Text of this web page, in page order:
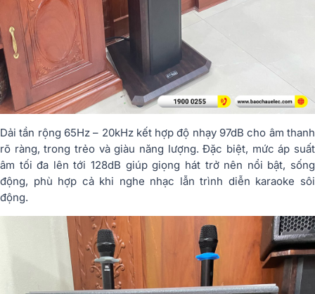
Dải tần rộng 65Hz – 20kHz kết hợp độ nhạy 97dB cho âm thanh
rõ ràng, trong trẻo và giàu năng lượng. Đặc biệt, mức áp suất
âm tối đa lên tới 128dB giúp giọng hát trở nên nổi bật, sống
động, phù hợp cả khi nghe nhạc lẫn trình diễn karaoke sôi
động.